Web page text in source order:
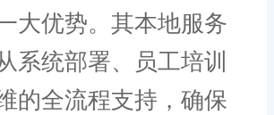
大优势。其本地服务
系统部署、员工培训
的全流程支持，确保